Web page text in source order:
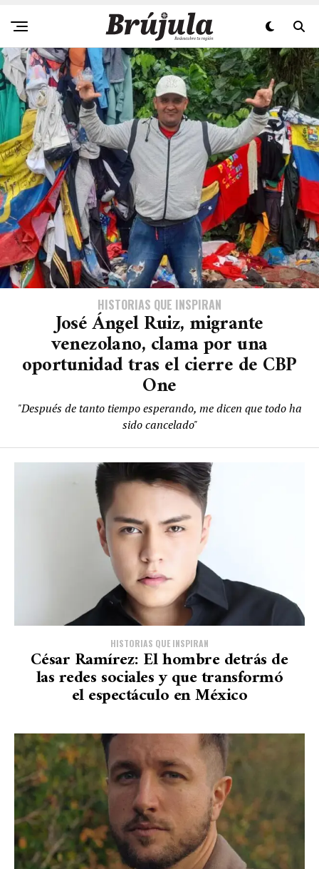
HISTORIAS QUE INSPIRAN
José Ángel Ruiz, migrante
venezolano, clama por una
oportunidad tras el cierre de CBP
One
"Después de tanto tiempo esperando, me dicen que todo ha
sido cancelado"
HISTORIAS QUE INSPIRAN
César Ramírez: El hombre detrás de
las redes sociales y que transformó
el espectáculo en México